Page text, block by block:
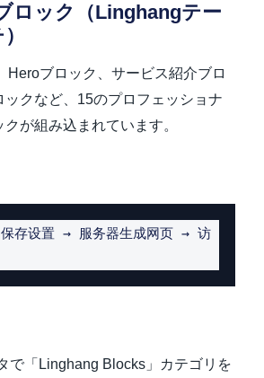
ロック（Linghangテー
Heroブロック、サービス紹介ブロ
ックなど、15のプロフェッショナ
が組み込まれています。
存设置 → 服务器生成网页 → 访
で「Linghang Blocks」カテゴリを